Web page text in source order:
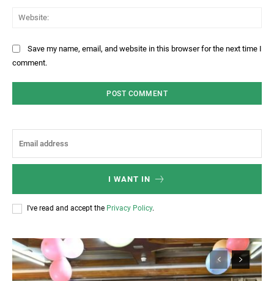
Save my name, email, and website in this browser for the next time I
comment.
I WANT IN
I've read and accept the Privacy Policy.